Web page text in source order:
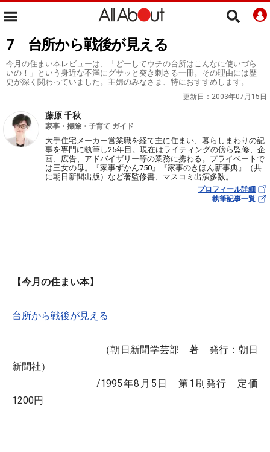
7 台所から戦後が見える
今月の住まい本レビューは、「どーしてウチの台所はこんなに使いづら
いの！」という身近な不満にグサッと突き刺さる一冊。その理由には歴
史が深く関わっていました。主婦のみなさま、特におすすめします。
更新日： 2003年07月15日
藤原 千秋
家事・掃除・子育て ガイド
大手住宅メーカー営業職を経て主に住まい、暮らしまわりの記
事を専門に執筆し25年目。現在はライティングの傍ら監修、企
画、広告、アドバイザリー等の業務に携わる。プライベートで
は三女の母。『家事ずかん750』『家事のきほん新事典』（共
に朝日新聞出版）など著監修書、マスコミ出演多数。
プロフィール詳細
執筆記事一覧
【今月の住まい本】
台所から戦後が見える
（朝日新聞学芸部 著 発行：朝日
新聞社）
/1995年8月5日 第1刷発行 定価
1200円